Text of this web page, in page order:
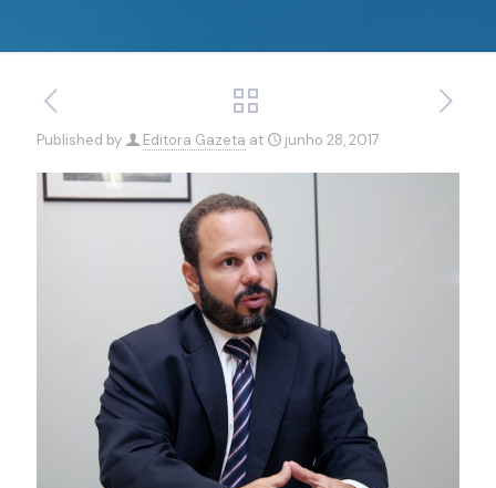
Published by Editora Gazeta at junho 28, 2017